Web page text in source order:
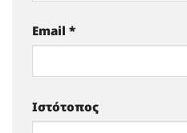
Email *
Ιστότοπος